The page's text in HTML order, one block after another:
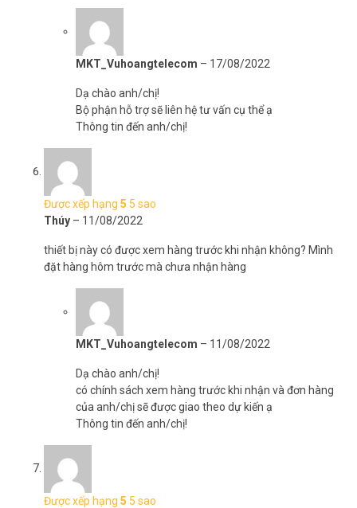
MKT_Vuhoangtelecom – 17/08/2022
Dạ chào anh/chị!
Bộ phận hỗ trợ sẽ liên hệ tư vấn cụ thể ạ
Thông tin đến anh/chị!
Được xếp hạng 5 5 sao
Thúy – 11/08/2022
thiết bị này có được xem hàng trước khi nhận không? Mình
đặt hàng hôm trước mà chưa nhận hàng
MKT_Vuhoangtelecom – 11/08/2022
Dạ chào anh/chị!
có chính sách xem hàng trước khi nhận và đơn hàng
của anh/chị sẽ được giao theo dự kiến ạ
Thông tin đến anh/chị!
Được xếp hạng 5 5 sao